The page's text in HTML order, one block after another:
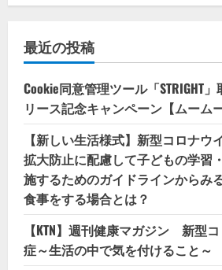
最近の投稿
Cookie同意管理ツール「STRIGHT
リース記念キャンペーン【ムーム
【新しい生活様式】新型コロナウ
拡大防止に配慮して子どもの学習
施するためのガイドラインからみ
食事をする場合とは？
【KTN】週刊健康マガジン 新型
症～生活の中で気を付けること～